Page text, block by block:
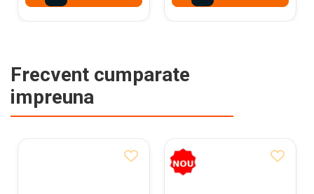
Frecvent cumparate
impreuna